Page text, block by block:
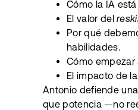
Cómo la IA
El valor del
Por qué
habilidades.
Cómo
El impacto de
Antonio defiende
que potencia —no